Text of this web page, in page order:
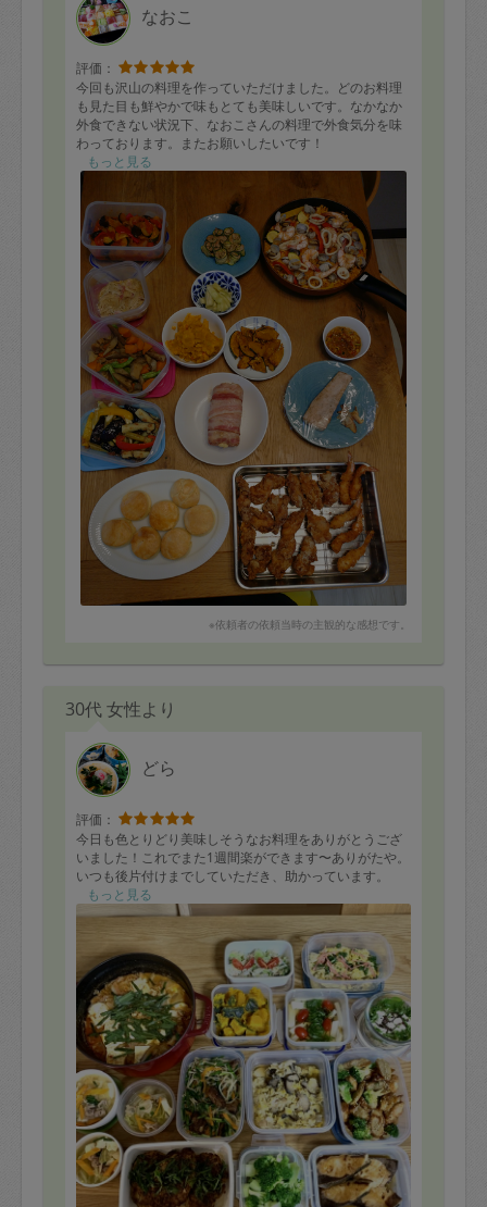
なおこ
評価：
今回も沢山の料理を作っていただけました。どのお料理
も見た目も鮮やかで味もとても美味しいです。なかなか
外食できない状況下、なおこさんの料理で外食気分を味
わっております。またお願いしたいです！
もっと見る
※依頼者の依頼当時の主観的な感想です。
30代 女性より
どら
評価：
今日も色とりどり美味しそうなお料理をありがとうござ
いました！これでまた1週間楽ができます〜ありがたや。
いつも後片付けまでしていただき、助かっています。
もっと見る